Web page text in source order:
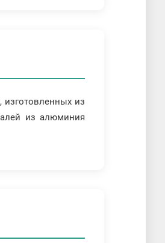
изготовленных из
из алюминия